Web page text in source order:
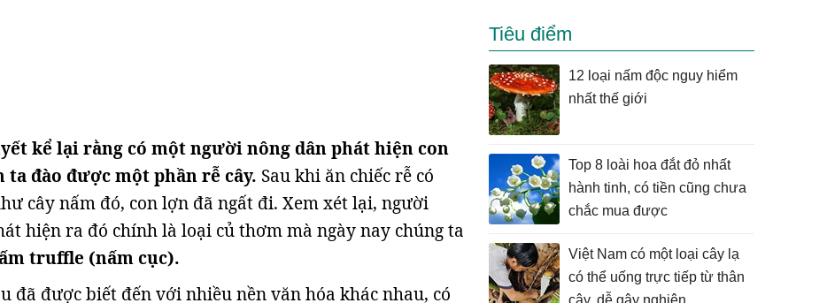
kể lại rằng có một người nông dân phát hiện con
ta đào được một phần rễ cây. Sau khi ăn chiếc rễ có
cây nấm đó, con lợn đã ngất đi. Xem xét lại, người
hiện ra đó chính là loại củ thơm mà ngày nay chúng ta
truffle (nấm cục).
đã được biết đến với nhiều nền văn hóa khác nhau, có
Tiêu điểm
12 loại nấm độc nguy hiểm
nhất thế giới
Top 8 loài hoa đắt đỏ nhất
hành tinh, có tiền cũng chưa
chắc mua được
Việt Nam có một loại cây lạ
có thể uống trực tiếp từ thân
cây, dễ gây nghiện